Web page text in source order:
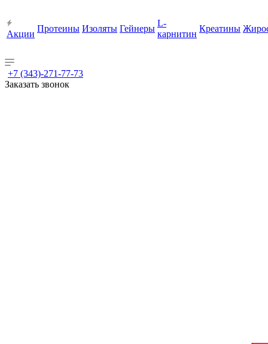
Акции
Протеины Изоляты Гейнеры
L-
карнитин
Креатины
+7 (343)-271-77-73
Заказать звонок